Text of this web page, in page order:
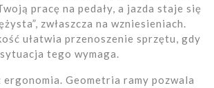
pracę na pedały, a jazda staje się
zwłaszcza na wzniesieniach.
ułatwia przenoszenie sprzętu, gdy
sytuacja tego wymaga.
ergonomia. Geometria ramy pozwala